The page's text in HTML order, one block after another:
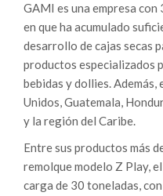
GAMI es una empresa con
en que ha acumulado
desarrollo de cajas secas
productos especializados
bebidas y dollies.
Unidos, Guatemala,
y la región del Caribe.
Entre sus productos más
remolque modelo Z Play,
carga de 30 toneladas,